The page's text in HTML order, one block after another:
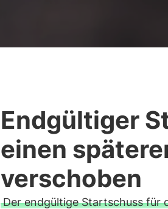
Endgültiger
einen
verschoben
Der endgültige Startschuss für